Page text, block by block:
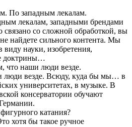
По западным лекалам.
лекалам, западными брендами
связано со сложной обработкой, вы
найдете сильного контента. Мы
науки, изобретения,
доктрины…
наши люди везде.
везде. Всюду, куда бы мы… в
университетах, в музыке. В
консерватории обучают
катания?
хотя бы такое ручное